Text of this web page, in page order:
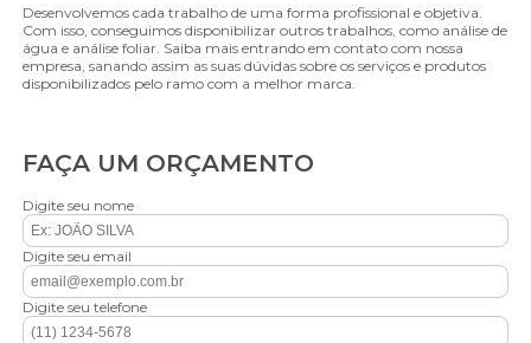
Desenvolvemos cada trabalho de uma forma profissional e objetiva.
Com isso, conseguimos disponibilizar outros trabalhos, como análise de
água e análise foliar. Saiba mais entrando em contato com nossa
empresa, sanando assim as suas dúvidas sobre os serviços e produtos
disponibilizados pelo ramo com a melhor marca.
FAÇA UM ORÇAMENTO
Digite seu nome
Digite seu email
Digite seu telefone